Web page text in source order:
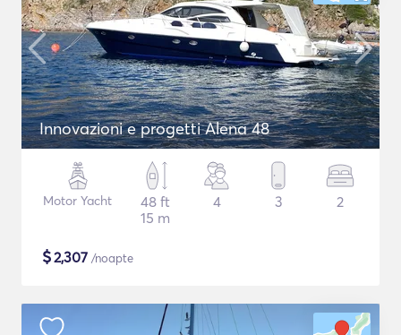
Innovazioni e progetti Alena 48
Motor Yacht
48 ft
15 m
4 3 2
$2,307 /noapte